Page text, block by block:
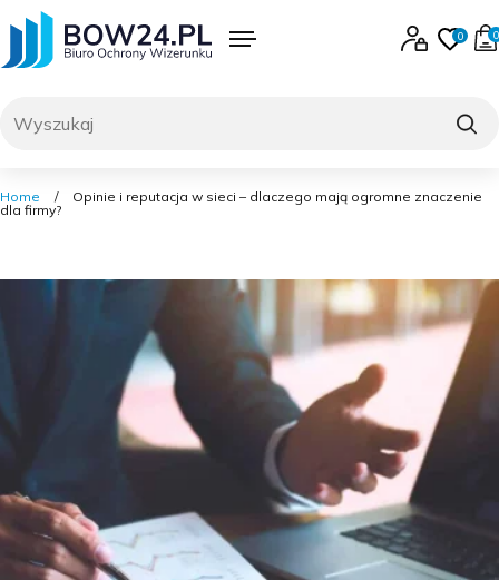
to
Menu Zaloguj się lub
0 0
Home /
Opinie i reputacja w sieci – dlaczego mają ogromne znaczenie
dla firmy?